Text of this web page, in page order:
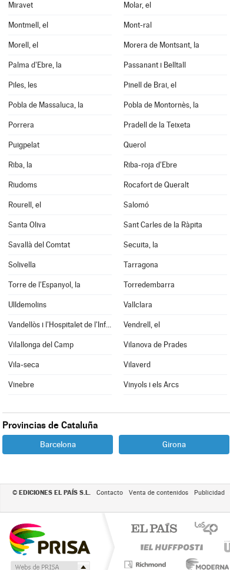
Miravet Molar, el
Montmell, el Mont-ral
Morell, el Morera de Montsant, la
Palma d'Ebre, la Passanant i Belltall
Piles, les Pinell de Brai, el
Pobla de Massaluca, la Pobla de Montornès, la
Porrera Pradell de la Teixeta
Puigpelat Querol
Riba, la Riba-roja d'Ebre
Riudoms Rocafort de Queralt
Rourell, el Salomó
Santa Oliva Sant Carles de la Ràpita
Savallà del Comtat Secuita, la
Solivella Tarragona
Torre de l'Espanyol, la Torredembarra
Ulldemolins Vallclara
Vandellòs i l'Hospitalet de l'Infant Vendrell, el
Vilallonga del Camp Vilanova de Prades
Vila-seca Vilaverd
Vinebre Vinyols i els Arcs
Provincias de Cataluña
Barcelona Girona
© EDICIONES EL PAÍS S.L. Contacto Venta de contenidos Publicidad